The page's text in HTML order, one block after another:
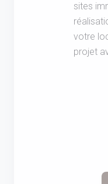
sites
votre
projet